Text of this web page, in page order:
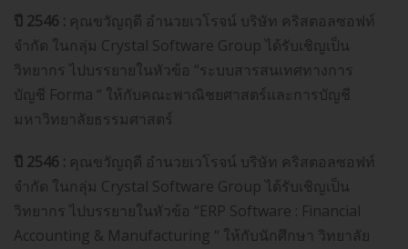
ปี 2546 : คุณขวัญฤดี อำนวยเวโรจน์ บริษัท คริสตอลซอฟท์
จำกัด ในกลุ่ม Crystal Software Group ได้รับเชิญเป็น
วิทยากร ไปบรรยายในหัวข้อ “ระบบสารสนเทศทางการ
บัญชี Forma “ ให้กับคณะพาณิชยศาสตร์และการบัญชี
มหาวิทยาลัยธรรมศาสตร์
ปี 2546 : คุณขวัญฤดี อำนวยเวโรจน์ บริษัท คริสตอลซอฟท์
จำกัด ในกลุ่ม Crystal Software Group ได้รับเชิญเป็น
วิทยากร ไปบรรยายในหัวข้อ “ERP Software : Financial
Accounting & Manufacturing “ ให้กับนักศึกษา วิทยาลัย